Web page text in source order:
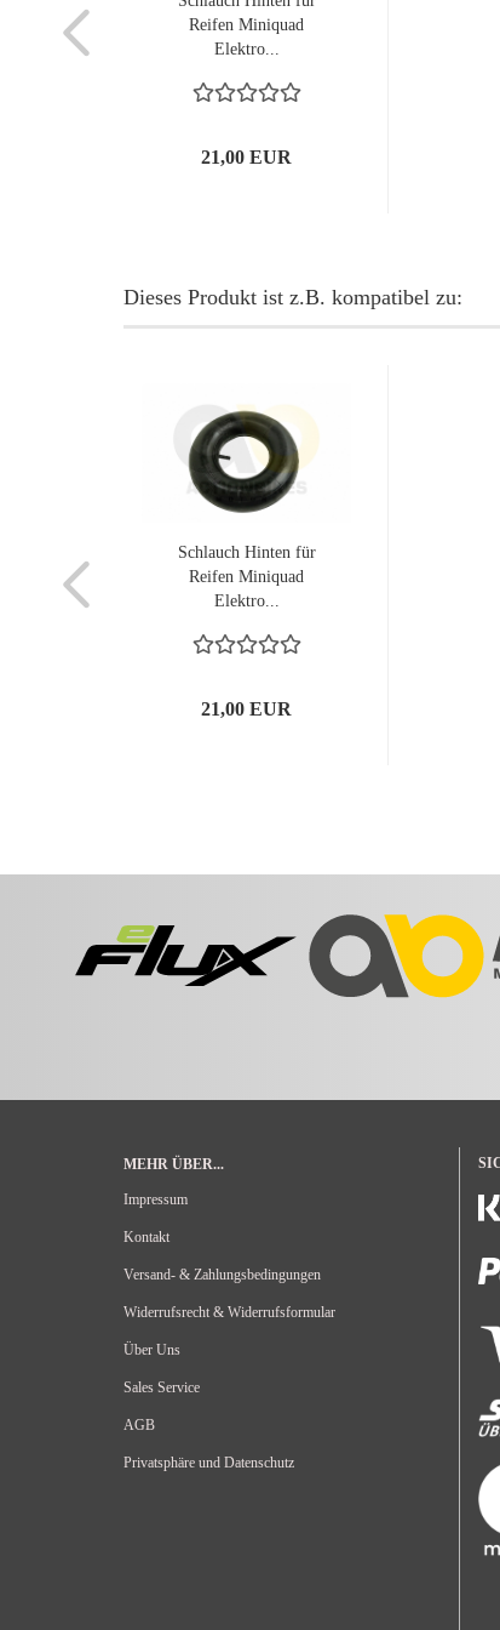
Reifen Miniquad
Elektro...
21,00 EUR
Dieses Produkt ist z.B. kompatibel zu:
Schlauch Hinten für
Reifen Miniquad
Elektro...
21,00 EUR
MEHR ÜBER...
Impressum
Kontakt
Versand- & Zahlungsbedingungen
Widerrufsrecht & Widerrufsformular
Über Uns
Sales Service
AGB
Privatsphäre und Datenschutz